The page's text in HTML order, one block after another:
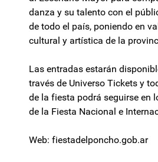
danza y su talento con el
de todo el país, poniendo en
cultural y artística de la
Las entradas estarán
través de Universo Tickets y
de la fiesta podrá seguirse en
de la Fiesta Nacional e
Web: fiestadelponcho.gob.ar